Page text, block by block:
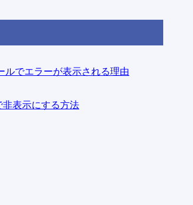
ルでエラーが表示される理由
非表示にする方法